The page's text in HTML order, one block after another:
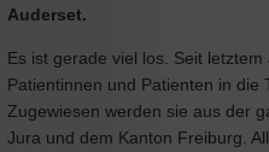
Auderset.
Es ist gerade viel los. Seit
Patientinnen und Patienten in die
Zugewiesen werden sie aus der
Jura und dem Kanton Freiburg.